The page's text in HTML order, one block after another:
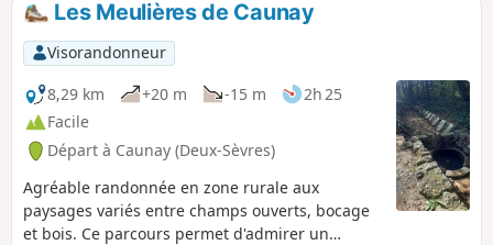
Les Meulières de Caunay
Visorandonneur
8,29 km
+20 m -15 m
2h 25
Facile
Départ à Caunay (Deux-Sèvres)
Agréable randonnée en zone rurale aux
paysages variés entre champs ouverts, bocage
et bois. Ce parcours permet d'admirer un